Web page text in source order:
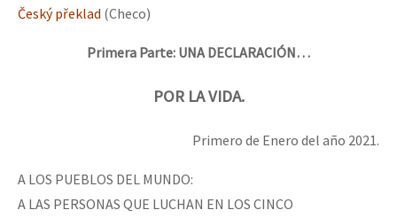
Český překlad (Checo)
Primera Parte: UNA DECLARACIÓN…
POR LA VIDA.
Primero de Enero del año 2021.
A LOS PUEBLOS DEL MUNDO:
A LAS PERSONAS QUE LUCHAN EN LOS CINCO